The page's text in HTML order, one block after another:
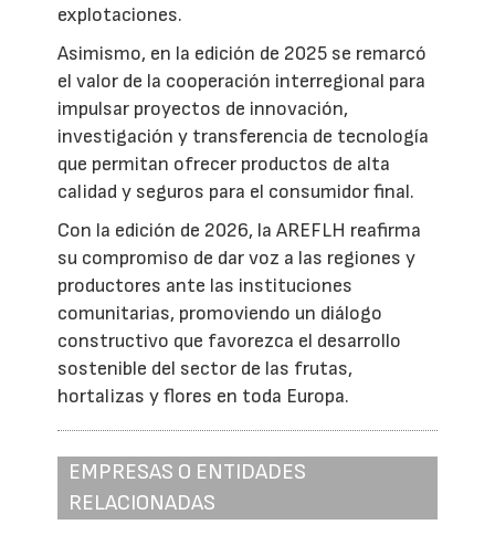
explotaciones.
Asimismo, en la edición de 2025 se remarcó
el valor de la cooperación interregional para
impulsar proyectos de innovación,
investigación y transferencia de tecnología
que permitan ofrecer productos de alta
calidad y seguros para el consumidor final.
Con la edición de 2026, la AREFLH reafirma
su compromiso de dar voz a las regiones y
productores ante las instituciones
comunitarias, promoviendo un diálogo
constructivo que favorezca el desarrollo
sostenible del sector de las frutas,
hortalizas y flores en toda Europa.
EMPRESAS O ENTIDADES
RELACIONADAS